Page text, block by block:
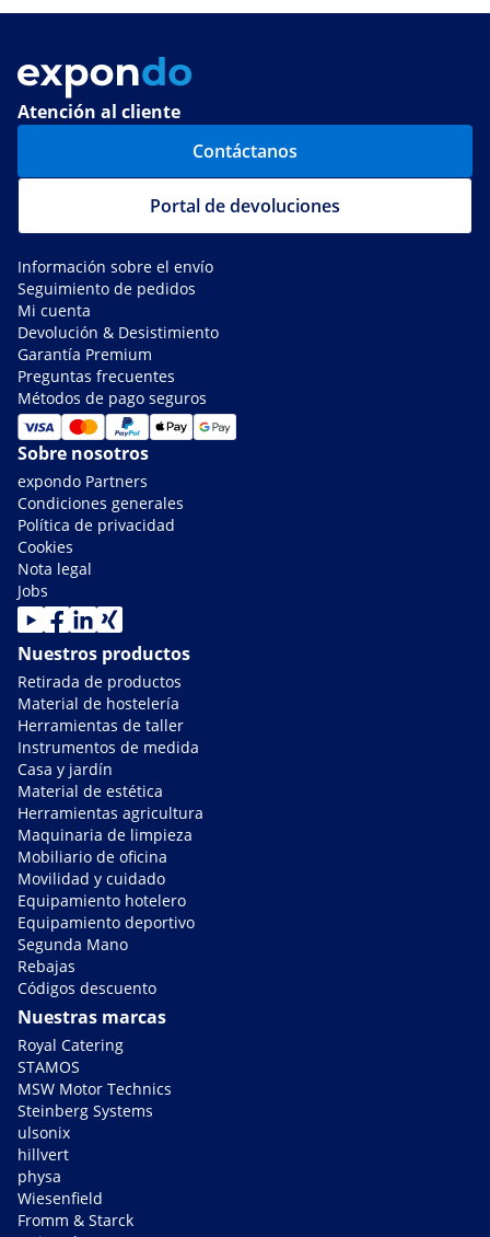
Atención al cliente
Contáctanos
Portal de devoluciones
Información sobre el envío
Seguimiento de pedidos
Mi cuenta
Devolución & Desistimiento
Garantía Premium
Preguntas frecuentes
Métodos de pago seguros
Sobre nosotros
expondo Partners
Condiciones generales
Política de privacidad
Cookies
Nota legal
Jobs
Nuestros productos
Retirada de productos
Material de hostelería
Herramientas de taller
Instrumentos de medida
Casa y jardín
Material de estética
Herramientas agricultura
Maquinaria de limpieza
Mobiliario de oficina
Movilidad y cuidado
Equipamiento hotelero
Equipamiento deportivo
Segunda Mano
Rebajas
Códigos descuento
Nuestras marcas
Royal Catering
STAMOS
MSW Motor Technics
Steinberg Systems
ulsonix
hillvert
physa
Wiesenfield
Fromm & Starck